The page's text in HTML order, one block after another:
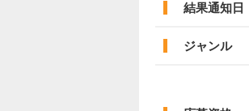
結果通知日
ジャンル